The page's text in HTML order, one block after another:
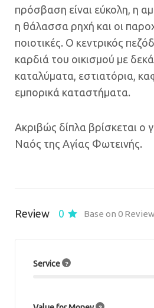
πρόσβαση είναι εύκολη, η
η θάλασσα ρηχή και οι
ποιοτικές. Ο κεντρικός
καρδιά του οικισμού με
καταλύματα, εστιατόρια,
εμπορικά καταστήματα.
Ακριβώς δίπλα βρίσκεται ο
Ναός της Αγίας Φωτεινής.
Review 0 Base on 0
Service